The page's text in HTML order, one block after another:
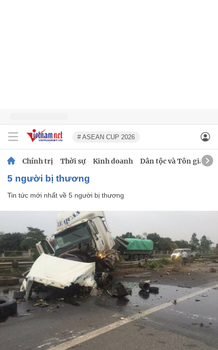
# ASEAN CUP 2026
Chính trị Thời sự Kinh doanh Dân tộc và Tôn giáo
5 người bị thương
Tin tức mới nhất về 5 người bị thương